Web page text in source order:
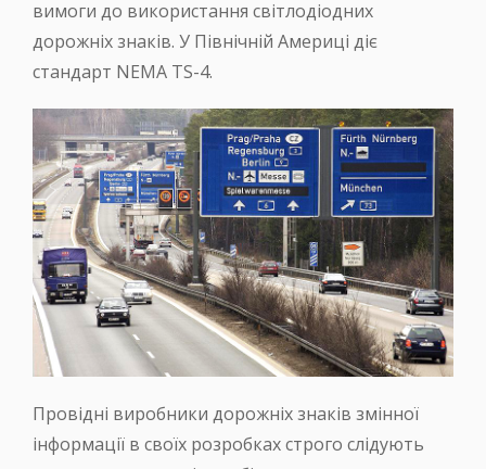
вимоги до використання світлодіодних
дорожніх знаків. У Північній Америці діє
стандарт NEMA TS-4.
Провідні виробники дорожніх знаків змінної
інформації в своїх розробках строго слідують